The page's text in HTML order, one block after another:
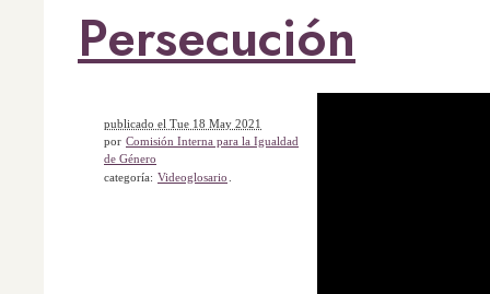
Persecución
publicado el Tue 18 May 2021
por Comisión Interna para la Igualdad
de Género
categoría: Videoglosario